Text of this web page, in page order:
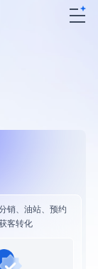
销、油站、预约
客转化